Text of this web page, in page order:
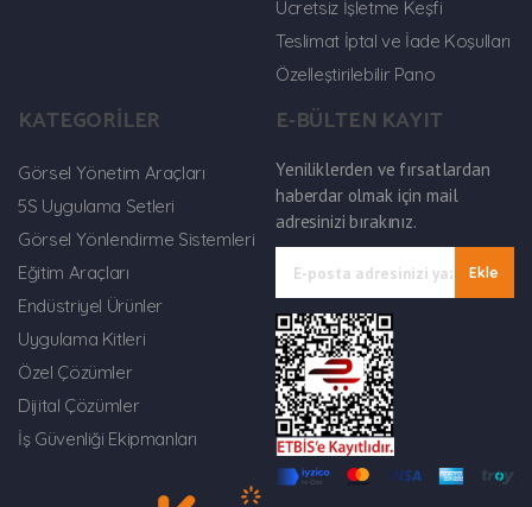
Ücretsiz İşletme Keşfi
Teslimat İptal ve İade Koşulları
Özelleştirilebilir Pano
KATEGORİLER
Görsel Yönetim Araçları
5S Uygulama Setleri
Görsel Yönlendirme Sistemleri
Eğitim Araçları
Endüstriyel Ürünler
Uygulama Kitleri
Özel Çözümler
Dijital Çözümler
İş Güvenliği Ekipmanları
E-BÜLTEN KAYIT
Yeniliklerden ve fırsatlardan
haberdar olmak için mail
adresinizi bırakınız.
Ekle